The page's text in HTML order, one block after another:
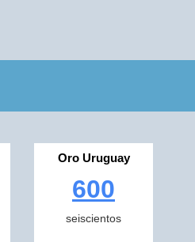
Oro Uruguay
600
seiscientos